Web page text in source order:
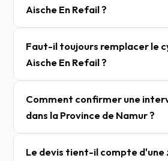
Aische En Refail ?
Faut-il toujours remplacer le
Aische En Refail ?
Comment confirmer une
dans la Province de Namur ?
Le devis tient-il compte d'une